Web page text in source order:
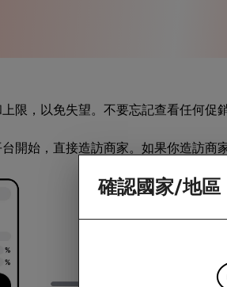
限，以免失望。不要忘記查看任何促
開始，直接造訪商家。如果你造訪商
確認國家/地區